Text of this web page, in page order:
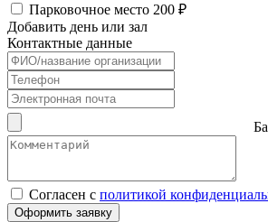
Парковочное место 200 ₽
Добавить день или зал
Контактные данные
Согласен с политикой
Оформить заявку